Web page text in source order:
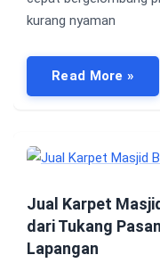
kurang nyaman
Read More »
Jual Karpet
dari Tukang
Lapangan